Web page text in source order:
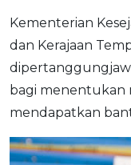
Kementerian
dan Kerajaan
bagi menentukan
mendapatkan